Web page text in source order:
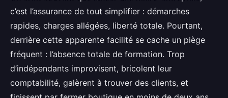
c’est l’assurance de tout simplifier : démarches
rapides, charges allégées, liberté totale. Pourtant,
derrière cette apparente facilité se cache un piège
fréquent : l’absence totale de formation. Trop
d’indépendants improvisent, bricolent leur
comptabilité, galèrent à trouver des clients, et